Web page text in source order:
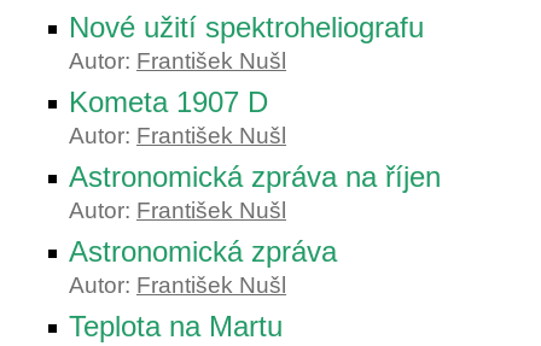
Nové užití spektroheliografu
Autor: František Nušl
Kometa 1907 D
Autor: František Nušl
Astronomická zpráva na říjen
Autor: František Nušl
Astronomická zpráva
Autor: František Nušl
Teplota na Martu